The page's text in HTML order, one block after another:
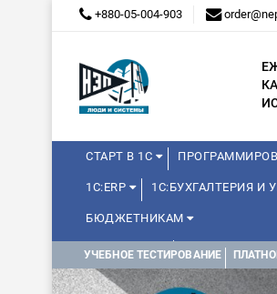
+880-05-004-903
СТАРТ В 1С
1С:ERP 1С:БУХГАЛТЕРИЯ И
БЮДЖЕТНИКАМ
МИНИ-КУРСЫ КУРСЫ ДЛЯ
УПРАВЛЕНИЕ ПРОЕКТАМИ
УЧЕБНОЕ ТЕСТИРОВАНИЕ